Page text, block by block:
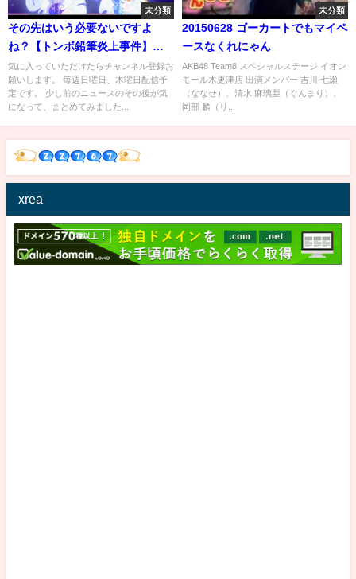
未分類
その先はいう必要ないですよ
ね？【トンボ鉛筆炎上事件】ゆ
っくり解説【あのニュースは
今】
気に入っていただけたらチャンネル登録お
願いします。 毎週日曜日、木曜日配信予
定です。 少し前のニュースのその後が気
になって、まとめてみました...
未分類
20150628 ゴーカートでもマイペ
ースなくれにゃん
AKB48 Team8 スペシャルステージ イオン
モール木更津店 出演メンバー 吉川 七瀬
（ななせ）、清水 麻璃亜（ぐんまり）、
岡部 麟（り...
xrea